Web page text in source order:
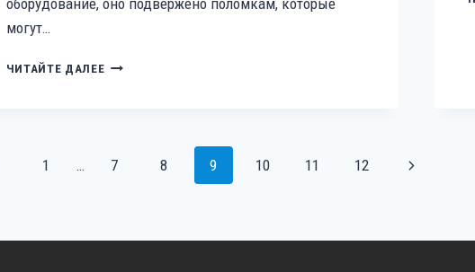
могут…
ЧИТАЙТЕ ДАЛЕЕЧАСТЫЕ
И
1 … 7 8 9 10 11 12
Следующая